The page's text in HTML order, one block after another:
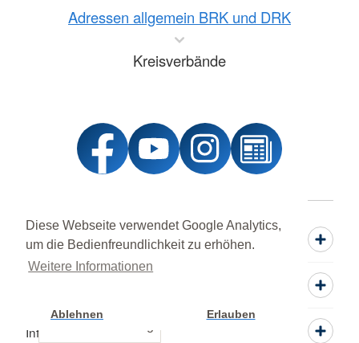
Diese Webseite verwendet Google Analytics,
um die Bedienfreundlichkeit zu erhöhen.
Weitere Informationen
Ablehnen Erlauben
Adressen allgemein BRK und DRK
Kreisverbände
Spenden
Informieren